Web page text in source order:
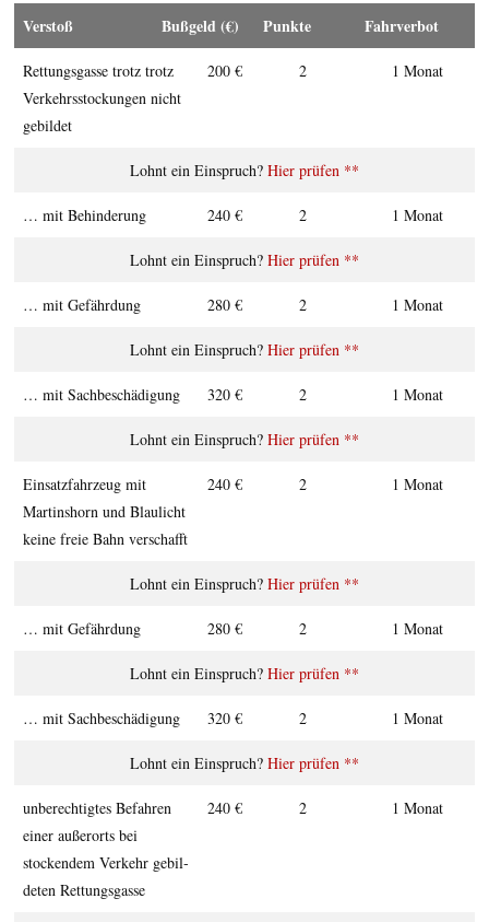
Ver­­stoß Buß­geld (€) Punk­te Fahr­ver­bot
Rettungs­­gasse trotz trotz
Ver­kehrs­stockungen nicht
ge­bildet
200 € 2 1 Monat
Hier prüfen **
… mit Behin­de­rung 240 € 2 1 Monat
Hier prüfen **
… mit Gefähr­­dung 280 € 2 1 Monat
Hier prüfen **
… mit Sach­be­schä­digung 320 € 2 1 Monat
Hier prüfen **
Ein­satz­fahr­zeug mit
Martins­horn und Blau­licht
keine freie Bahn ver­schafft
240 € 2 1 Monat
Hier prüfen **
… mit Gefähr­­dung 280 € 2 1 Monat
Hier prüfen **
… mit Sach­be­schä­digung 320 € 2 1 Monat
Hier prüfen **
un­be­­rech­­tig­tes Be­fahren
einer außer­­orts bei
stocken­­dem Verkehr ge­bil­­
deten Rettungs­­gasse
240 € 2 1 Monat